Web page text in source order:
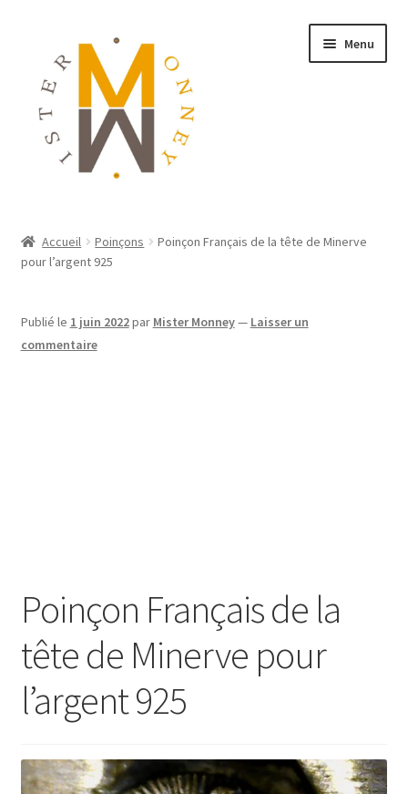
Menu
MONNAIES
BIJOUX
Accueil Poinçons
Poinçon Français de la tête de Minerve
pour l’argent 925
Publié le 1 juin 2022par Mister Monney— Laisser un
commentaire
Poinçon Français de la
tête de Minerve pour
l’argent 925